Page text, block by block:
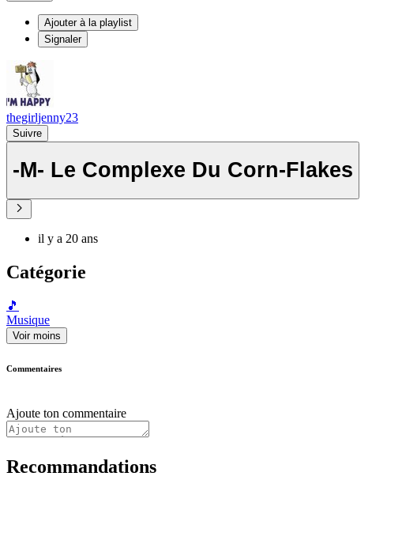
Ajouter à la playlist
Signaler
thegirljenny23
Suivre
-M- Le Complexe Du Corn-Flakes
il y a 20 ans
Catégorie
🎵
Musique
Voir moins
Commentaires
Ajoute ton commentaire
Recommandations